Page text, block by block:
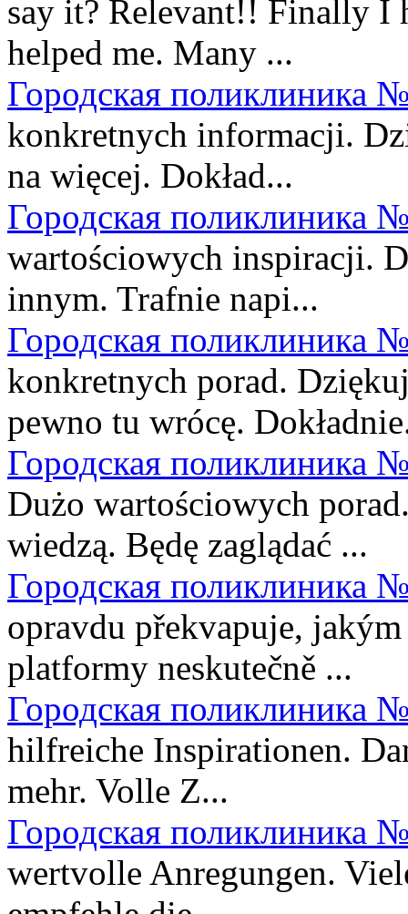
say it? Relevant!! Finally I
helped me. Many ...
Городская поликлиника
konkretnych informacji.
na więcej. Dokład...
Городская поликлиника
wartościowych inspiracji.
innym. Trafnie napi...
Городская поликлиника
konkretnych porad.
pewno tu wrócę.
Городская поликлиника
Dużo wartościowych
wiedzą. Będę zaglądać ...
Городская поликлиника
opravdu překvapuje,
platformy neskutečně ...
Городская поликлиника
hilfreiche Inspirationen.
mehr. Volle Z...
Городская поликлиника
wertvolle Anregungen.